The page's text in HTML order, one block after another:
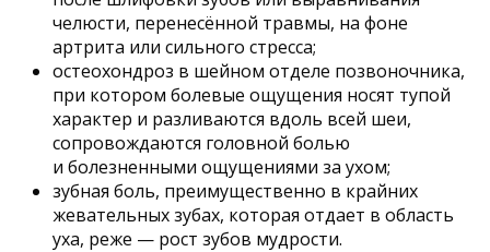
челюсти, перенесённой травмы, на фоне
артрита или сильного стресса;
остеохондроз в шейном отделе позвоночника,
при котором болевые ощущения носят тупой
характер и разливаются вдоль всей шеи,
сопровождаются головной болью
и болезненными ощущениями за ухом;
зубная боль, преимущественно в крайних
жевательных зубах, которая отдает в область
уха, реже — рост зубов мудрости.